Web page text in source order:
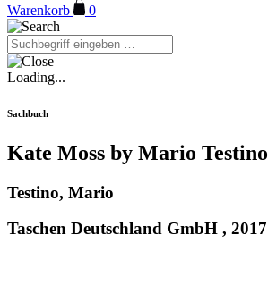
Warenkorb
0
Loading...
Sachbuch
Kate Moss by Mario Testino
Testino, Mario
Taschen Deutschland GmbH , 2017